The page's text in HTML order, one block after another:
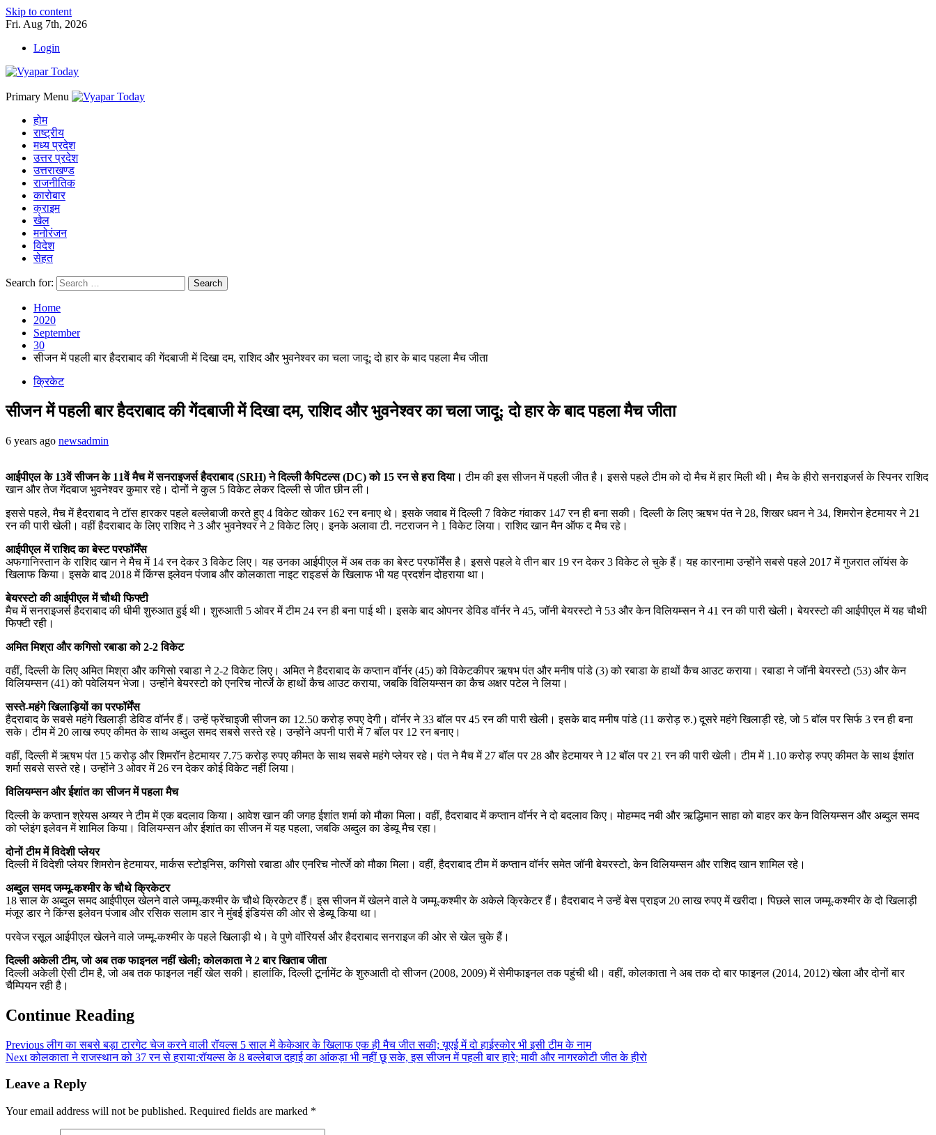
Skip to content
Fri. Aug 7th, 2026
Login
Primary Menu
होम
राष्ट्रीय
मध्य प्रदेश
उत्तर प्रदेश
उत्तराखण्ड
राजनीतिक
कारोबार
क्राइम
खेल
मनोरंजन
विदेश
सेहत
Search for:
Home
2020
September
30
सीजन में पहली बार हैदराबाद की गेंदबाजी में दिखा दम, राशिद और भुवनेश्वर का चला जादू; दो हार के बाद पहला मैच जीता
क्रिकेट
सीजन में पहली बार हैदराबाद की गेंदबाजी में दिखा दम, राशिद और भुवनेश्वर का चला जादू; दो हार के बाद पहला मैच जीता
6 years ago newsadmin
आईपीएल के 13वें सीजन के 11वें मैच में सनराइजर्स हैदराबाद (SRH) ने दिल्ली कैपिटल्स (DC) को 15 रन से हरा दिया। टीम की इस सीजन में पहली जीत है। इससे पहले टीम को दो मैच में हार मिली थी। मैच के हीरो सनराइजर्स के स्पिनर राशिद
खान और तेज गेंदबाज भुवनेश्वर कुमार रहे। दोनों ने कुल 5 विकेट लेकर दिल्ली से जीत छीन ली।
इससे पहले, मैच में हैदराबाद ने टॉस हारकर पहले बल्लेबाजी करते हुए 4 विकेट खोकर 162 रन बनाए थे। इसके जवाब में दिल्ली 7 विकेट गंवाकर 147 रन ही बना सकी। दिल्ली के लिए ऋषभ पंत ने 28, शिखर धवन ने 34, शिमरोन हेटमायर ने 21
रन की पारी खेली। वहीं हैदराबाद के लिए राशिद ने 3 और भुवनेश्वर ने 2 विकेट लिए। इनके अलावा टी. नटराजन ने 1 विकेट लिया। राशिद खान मैन ऑफ द मैच रहे।
आईपीएल में राशिद का बेस्ट परफॉर्मेंस
अफगानिस्तान के राशिद खान ने मैच में 14 रन देकर 3 विकेट लिए। यह उनका आईपीएल में अब तक का बेस्ट परफॉर्मेंस है। इससे पहले वे तीन बार 19 रन देकर 3 विकेट ले चुके हैं। यह कारनामा उन्होंने सबसे पहले 2017 में गुजरात लॉयंस के
खिलाफ किया। इसके बाद 2018 में किंग्स इलेवन पंजाब और कोलकाता नाइट राइडर्स के खिलाफ भी यह प्रदर्शन दोहराया था।
बेयरस्टो की आईपीएल में चौथी फिफ्टी
मैच में सनराइजर्स हैदराबाद की धीमी शुरुआत हुई थी। शुरुआती 5 ओवर में टीम 24 रन ही बना पाई थी। इसके बाद ओपनर डेविड वॉर्नर ने 45, जॉनी बेयरस्टो ने 53 और केन विलियम्सन ने 41 रन की पारी खेली। बेयरस्टो की आईपीएल में यह चौथी
फिफ्टी रही।
अमित मिश्रा और कगिसो रबाडा को 2-2 विकेट
वहीं, दिल्ली के लिए अमित मिश्रा और कगिसो रबाडा ने 2-2 विकेट लिए। अमित ने हैदराबाद के कप्तान वॉर्नर (45) को विकेटकीपर ऋषभ पंत और मनीष पांडे (3) को रबाडा के हाथों कैच आउट कराया। रबाडा ने जॉनी बेयरस्टो (53) और केन
विलियम्सन (41) को पवेलियन भेजा। उन्होंने बेयरस्टो को एनरिच नोर्त्जे के हाथों कैच आउट कराया, जबकि विलियम्सन का कैच अक्षर पटेल ने लिया।
सस्ते-महंगे खिलाड़ियों का परफॉर्मेंस
हैदराबाद के सबसे महंगे खिलाड़ी डेविड वॉर्नर हैं। उन्हें फ्रेंचाइजी सीजन का 12.50 करोड़ रुपए देगी। वॉर्नर ने 33 बॉल पर 45 रन की पारी खेली। इसके बाद मनीष पांडे (11 करोड़ रु.) दूसरे महंगे खिलाड़ी रहे, जो 5 बॉल पर सिर्फ 3 रन ही बना
सके। टीम में 20 लाख रुपए कीमत के साथ अब्दुल समद सबसे सस्ते रहे। उन्होंने अपनी पारी में 7 बॉल पर 12 रन बनाए।
वहीं, दिल्ली में ऋषभ पंत 15 करोड़ और शिमरॉन हेटमायर 7.75 करोड़ रुपए कीमत के साथ सबसे महंगे प्लेयर रहे। पंत ने मैच में 27 बॉल पर 28 और हेटमायर ने 12 बॉल पर 21 रन की पारी खेली। टीम में 1.10 करोड़ रुपए कीमत के साथ ईशांत
शर्मा सबसे सस्ते रहे। उन्होंने 3 ओवर में 26 रन देकर कोई विकेट नहीं लिया।
विलियम्सन और ईशांत का सीजन में पहला मैच
दिल्ली के कप्तान श्रेयस अय्यर ने टीम में एक बदलाव किया। आवेश खान की जगह ईशांत शर्मा को मौका मिला। वहीं, हैदराबाद में कप्तान वॉर्नर ने दो बदलाव किए। मोहम्मद नबी और ऋद्धिमान साहा को बाहर कर केन विलियम्सन और अब्दुल समद
को प्लेइंग इलेवन में शामिल किया। विलियम्सन और ईशांत का सीजन में यह पहला, जबकि अब्दुल का डेब्यू मैच रहा।
दोनों टीम में विदेशी प्लेयर
दिल्ली में विदेशी प्लेयर शिमरोन हेटमायर, मार्कस स्टोइनिस, कगिसो रबाडा और एनरिच नोर्त्जे को मौका मिला। वहीं, हैदराबाद टीम में कप्तान वॉर्नर समेत जॉनी बेयरस्टो, केन विलियम्सन और राशिद खान शामिल रहे।
अब्दुल समद जम्मू-कश्मीर के चौथे क्रिकेटर
18 साल के अब्दुल समद आईपीएल खेलने वाले जम्मू-कश्मीर के चौथे क्रिकेटर हैं। इस सीजन में खेलने वाले वे जम्मू-कश्मीर के अकेले क्रिकेटर हैं। हैदराबाद ने उन्हें बेस प्राइज 20 लाख रुपए में खरीदा। पिछले साल जम्मू-कश्मीर के दो खिलाड़ी
मंजूर डार ने किंग्स इलेवन पंजाब और रसिक सलाम डार ने मुंबई इंडियंस की ओर से डेब्यू किया था।
परवेज रसूल आईपीएल खेलने वाले जम्मू-कश्मीर के पहले खिलाड़ी थे। वे पुणे वॉरियर्स और हैदराबाद सनराइज की ओर से खेल चुके हैं।
दिल्ली अकेली टीम, जो अब तक फाइनल नहीं खेली; कोलकाता ने 2 बार खिताब जीता
दिल्ली अकेली ऐसी टीम है, जो अब तक फाइनल नहीं खेल सकी। हालांकि, दिल्ली टूर्नामेंट के शुरुआती दो सीजन (2008, 2009) में सेमीफाइनल तक पहुंची थी। वहीं, कोलकाता ने अब तक दो बार फाइनल (2014, 2012) खेला और दोनों बार
चैम्पियन रही है।
Continue Reading
Previousलीग का सबसे बड़ा टारगेट चेज करने वाली रॉयल्स 5 साल में केकेआर के खिलाफ एक ही मैच जीत सकी; यूएई में दो हाईस्कोर भी इसी टीम के नाम
Nextकोलकाता ने राजस्थान को 37 रन से हराया:रॉयल्स के 8 बल्लेबाज दहाई का आंकड़ा भी नहीं छू सके, इस सीजन में पहली बार हारे; मावी और नागरकोटी जीत के हीरो
Leave a Reply
Your email address will not be published. Required fields are marked *